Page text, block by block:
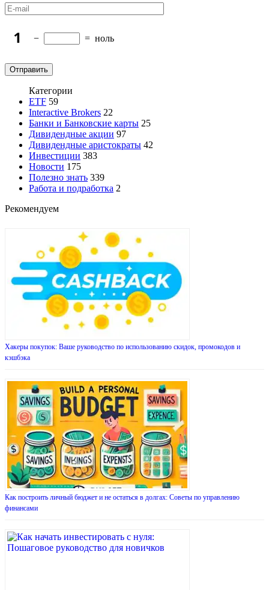
− = ноль
Категории
ETF 59
Interactive Brokers 22
Банки и Банковские карты 25
Дивидендные акции 97
Дивидендные аристократы 42
Инвестиции 383
Новости 175
Полезно знать 339
Работа и подработка 2
Рекомендуем
Хакеры покупок: Ваше руководство по использованию скидок, промокодов и
кэшбэка
Как построить личный бюджет и не остаться в долгах: Советы по управлению
финансами